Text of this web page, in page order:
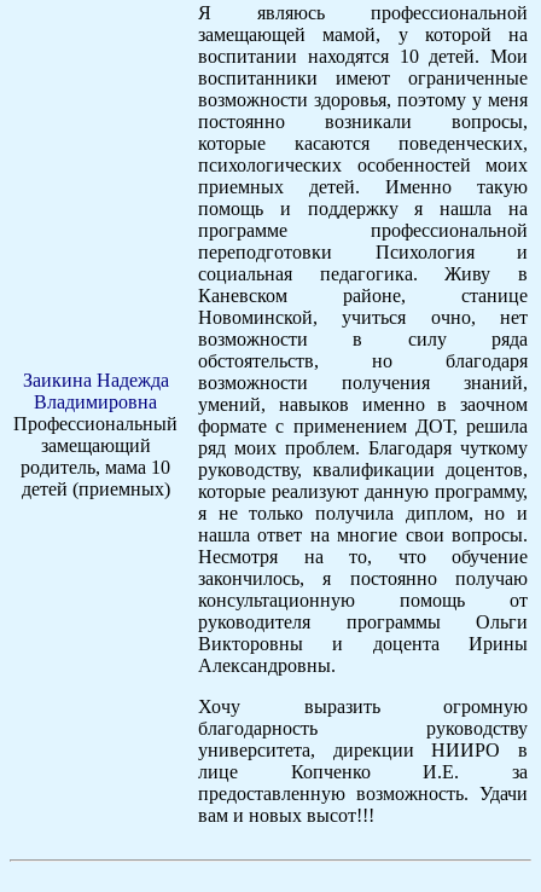
Заикина Надежда
Владимировна
Профессиональный
замещающий
родитель, мама 10
детей (приемных)
Я являюсь профессиональной
замещающей мамой, у которой на
воспитании находятся 10 детей. Мои
воспитанники имеют ограниченные
возможности здоровья, поэтому у меня
постоянно возникали вопросы,
которые касаются поведенческих,
психологических особенностей моих
приемных детей. Именно такую
помощь и поддержку я нашла на
программе профессиональной
переподготовки Психология и
социальная педагогика. Живу в
Каневском районе, станице
Новоминской, учиться очно, нет
возможности в силу ряда
обстоятельств, но благодаря
возможности получения знаний,
умений, навыков именно в заочном
формате с применением ДОТ, решила
ряд моих проблем. Благодаря чуткому
руководству, квалификации доцентов,
которые реализуют данную программу,
я не только получила диплом, но и
нашла ответ на многие свои вопросы.
Несмотря на то, что обучение
закончилось, я постоянно получаю
консультационную помощь от
руководителя программы Ольги
Викторовны и доцента Ирины
Александровны.
Хочу выразить огромную
благодарность руководству
университета, дирекции НИИРО в
лице Копченко И.Е. за
предоставленную возможность. Удачи
вам и новых высот!!!